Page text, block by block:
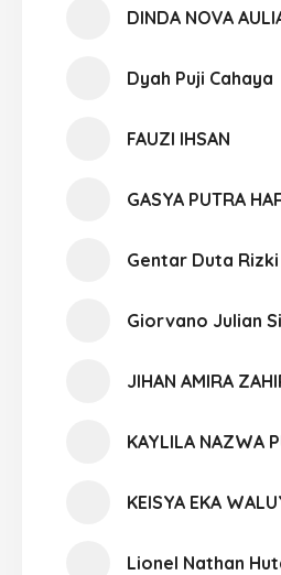
DINDA NOVA
Dyah Puji Cahaya
FAUZI IHSAN
GASYA PUTRA
Gentar Duta Rizki
Giorvano Julian
JIHAN AMIRA
KAYLILA NAZWA
KEISYA EKA
Lionel Nathan